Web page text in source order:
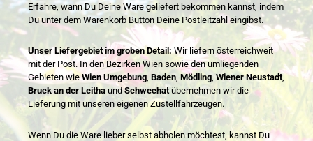
Erfahre, wann Du Deine Ware geliefert bekommen kannst, indem
Du unter dem Warenkorb Button Deine Postleitzahl eingibst.
Unser Liefergebiet im groben Detail:Wir liefern österreichweit
mit der Post. In den Bezirken Wien sowie den umliegenden
Gebieten wieWien Umgebung, Baden, Mödling, Wiener Neustadt,
Bruck an der Leitha undSchwechatübernehmen wir die
Lieferung mit unseren eigenen Zustellfahrzeugen.
Wenn Du die Ware lieber selbst abholen möchtest, kannst Du